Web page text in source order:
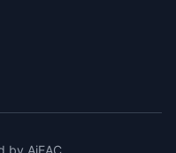
by AiEAC